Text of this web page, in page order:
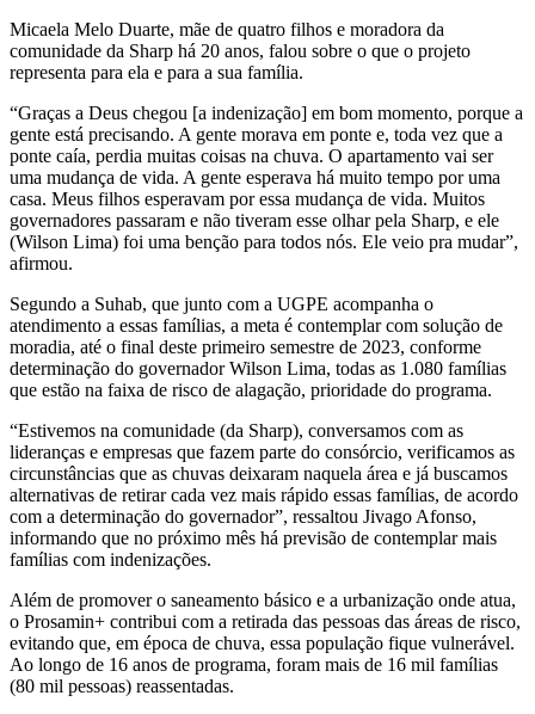
Micaela Melo Duarte, mãe de quatro filhos e moradora da
comunidade da Sharp há 20 anos, falou sobre o que o projeto
representa para ela e para a sua família.
“Graças a Deus chegou [a indenização] em bom momento, porque a
gente está precisando. A gente morava em ponte e, toda vez que a
ponte caía, perdia muitas coisas na chuva. O apartamento vai ser
uma mudança de vida. A gente esperava há muito tempo por uma
casa. Meus filhos esperavam por essa mudança de vida. Muitos
governadores passaram e não tiveram esse olhar pela Sharp, e ele
(Wilson Lima) foi uma benção para todos nós. Ele veio pra mudar”,
afirmou.
Segundo a Suhab, que junto com a UGPE acompanha o
atendimento a essas famílias, a meta é contemplar com solução de
moradia, até o final deste primeiro semestre de 2023, conforme
determinação do governador Wilson Lima, todas as 1.080 famílias
que estão na faixa de risco de alagação, prioridade do programa.
“Estivemos na comunidade (da Sharp), conversamos com as
lideranças e empresas que fazem parte do consórcio, verificamos as
circunstâncias que as chuvas deixaram naquela área e já buscamos
alternativas de retirar cada vez mais rápido essas famílias, de acordo
com a determinação do governador”, ressaltou Jivago Afonso,
informando que no próximo mês há previsão de contemplar mais
famílias com indenizações.
Além de promover o saneamento básico e a urbanização onde atua,
o Prosamin+ contribui com a retirada das pessoas das áreas de risco,
evitando que, em época de chuva, essa população fique vulnerável.
Ao longo de 16 anos de programa, foram mais de 16 mil famílias
(80 mil pessoas) reassentadas.